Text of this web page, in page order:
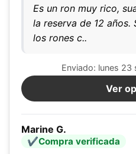
Es un ron muy rico,
la reserva de 12 años.
los rones c..
Enviado: lunes 23
Ver
Marine G.
Compra verificada